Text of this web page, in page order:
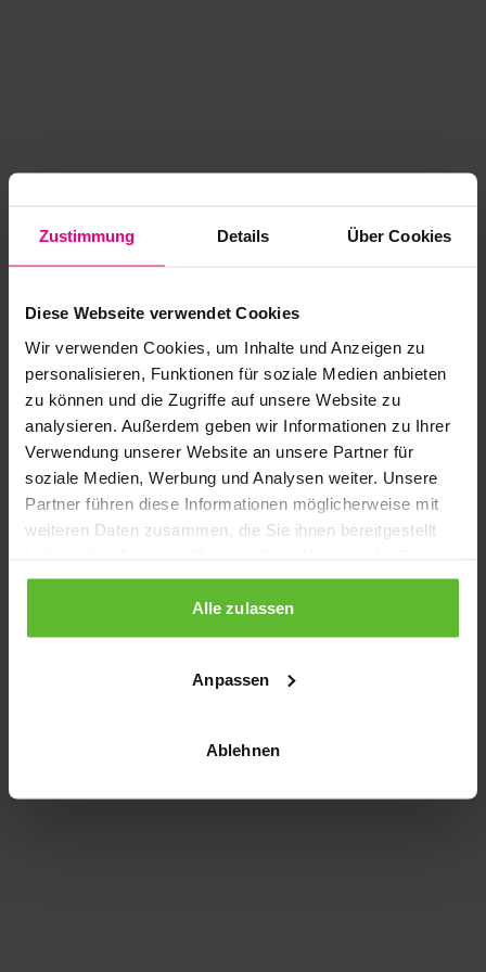
Zustimmung Details Über Cookies
Diese Webseite verwendet Cookies
Wir verwenden Cookies, um Inhalte und Anzeigen zu
personalisieren, Funktionen für soziale Medien anbieten
zu können und die Zugriffe auf unsere Website zu
analysieren. Außerdem geben wir Informationen zu Ihrer
Verwendung unserer Website an unsere Partner für
soziale Medien, Werbung und Analysen weiter. Unsere
Partner führen diese Informationen möglicherweise mit
weiteren Daten zusammen, die Sie ihnen bereitgestellt
gesammelt haben.
Alle zulassen
Anpassen
Ablehnen
Application error: a client-side exception has occurred
loading www.kurzwego.de (see the browser console for more
information).